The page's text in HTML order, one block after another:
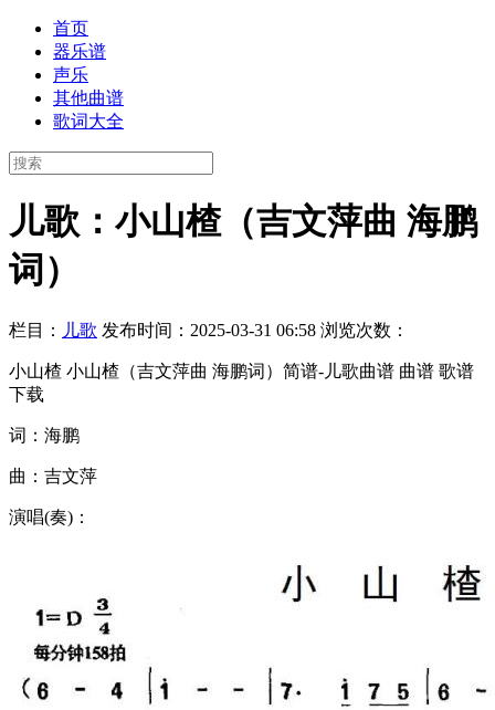
首页
器乐谱
声乐
其他曲谱
歌词大全
儿歌：小山楂（吉文萍曲 海鹏
词）
栏目： 儿歌 发布时间：2025-03-31 06:58 浏览次数：
小山楂 小山楂（吉文萍曲 海鹏词）简谱-儿歌曲谱 曲谱 歌谱
下载
词：海鹏
曲：吉文萍
演唱(奏)：